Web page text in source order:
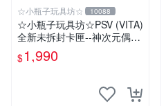
☆小瓶子玩具坊☆ 10088
☆小瓶子玩具坊☆PSV (VITA)
全新未拆封卡匣--神次元偶像
戰機少女 PP 日版限定版+ 特
典--機身貼
$1,990